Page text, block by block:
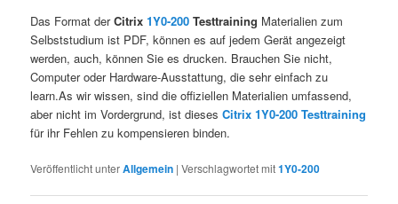
Das Format derCitrix1Y0-200 Testtraining Materialien zum
Selbststudium ist PDF, können es auf jedem Gerät angezeigt
werden, auch, können Sie es drucken. Brauchen Sie nicht,
Computer oder Hardware-Ausstattung, die sehr einfach zu
learn.As wir wissen, sind die offiziellen Materialien umfassend,
aber nicht im Vordergrund, ist diesesCitrix 1Y0-200 Testtraining
für ihr Fehlen zu kompensieren binden.
Veröffentlicht unterAllgemein |Verschlagwortet mit1Y0-200